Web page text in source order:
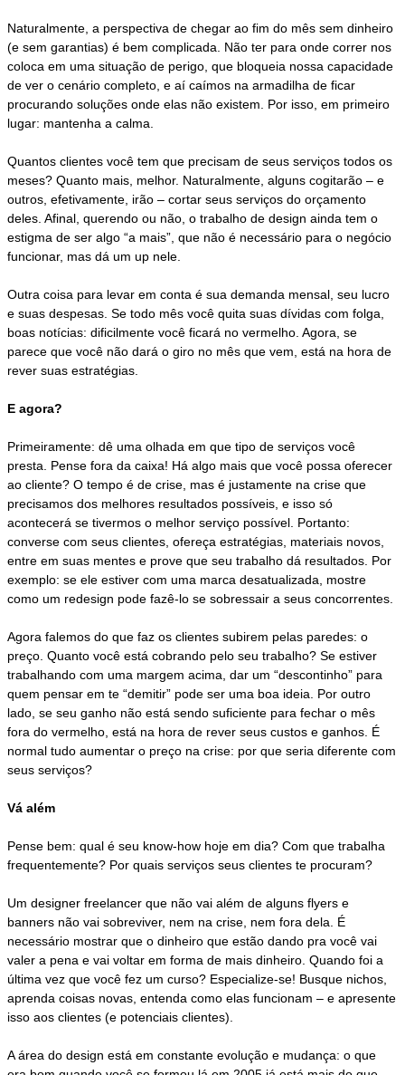
Naturalmente, a perspectiva de chegar ao fim do mês sem dinheiro
(e sem garantias) é bem complicada. Não ter para onde correr nos
coloca em uma situação de perigo, que bloqueia nossa capacidade
de ver o cenário completo, e aí caímos na armadilha de ficar
procurando soluções onde elas não existem. Por isso, em primeiro
lugar: mantenha a calma.
Quantos clientes você tem que precisam de seus serviços todos os
meses? Quanto mais, melhor. Naturalmente, alguns cogitarão – e
outros, efetivamente, irão – cortar seus serviços do orçamento
deles. Afinal, querendo ou não, o trabalho de design ainda tem o
estigma de ser algo “a mais”, que não é necessário para o negócio
funcionar, mas dá um up nele.
Outra coisa para levar em conta é sua demanda mensal, seu lucro
e suas despesas. Se todo mês você quita suas dívidas com folga,
boas notícias: dificilmente você ficará no vermelho. Agora, se
parece que você não dará o giro no mês que vem, está na hora de
rever suas estratégias.
E agora?
Primeiramente: dê uma olhada em que tipo de serviços você
presta. Pense fora da caixa! Há algo mais que você possa oferecer
ao cliente? O tempo é de crise, mas é justamente na crise que
precisamos dos melhores resultados possíveis, e isso só
acontecerá se tivermos o melhor serviço possível. Portanto:
converse com seus clientes, ofereça estratégias, materiais novos,
entre em suas mentes e prove que seu trabalho dá resultados. Por
exemplo: se ele estiver com uma marca desatualizada, mostre
como um redesign pode fazê-lo se sobressair a seus concorrentes.
Agora falemos do que faz os clientes subirem pelas paredes: o
preço. Quanto você está cobrando pelo seu trabalho? Se estiver
trabalhando com uma margem acima, dar um “descontinho” para
quem pensar em te “demitir” pode ser uma boa ideia. Por outro
lado, se seu ganho não está sendo suficiente para fechar o mês
fora do vermelho, está na hora de rever seus custos e ganhos. É
normal tudo aumentar o preço na crise: por que seria diferente com
seus serviços?
Vá além
Pense bem: qual é seu know-how hoje em dia? Com que trabalha
frequentemente? Por quais serviços seus clientes te procuram?
Um designer freelancer que não vai além de alguns flyers e
banners não vai sobreviver, nem na crise, nem fora dela. É
necessário mostrar que o dinheiro que estão dando pra você vai
valer a pena e vai voltar em forma de mais dinheiro. Quando foi a
última vez que você fez um curso? Especialize-se! Busque nichos,
aprenda coisas novas, entenda como elas funcionam – e apresente
isso aos clientes (e potenciais clientes).
A área do design está em constante evolução e mudança: o que